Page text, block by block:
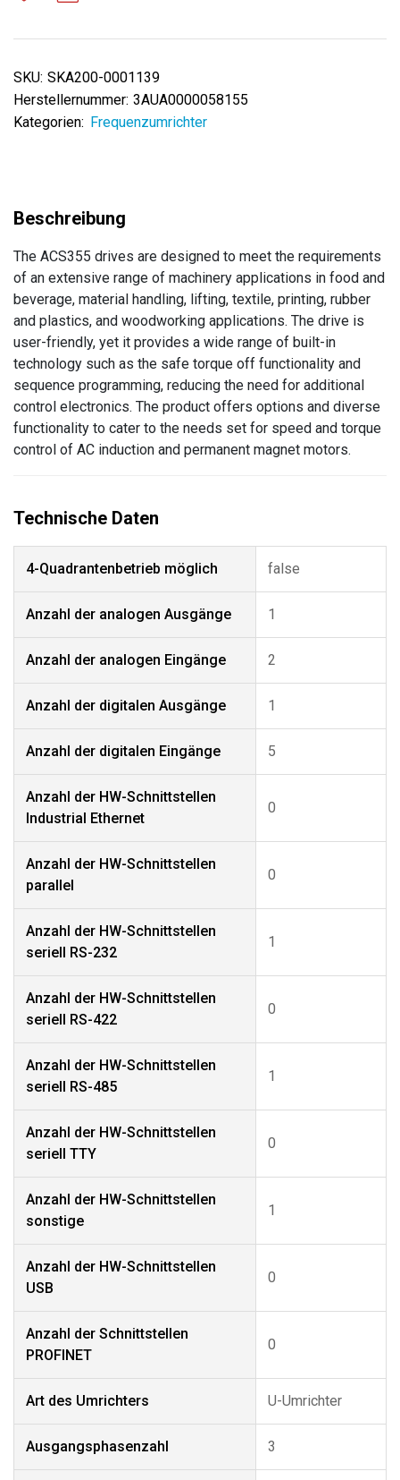
SKU: SKA200-0001139
Herstellernummer: 3AUA0000058155
Kategorien: Frequenzumrichter
The ACS355 drives are designed to meet the requirements
of an extensive range of machinery applications in food and
beverage, material handling, lifting, textile, printing, rubber
and plastics, and woodworking applications. The drive is
user-friendly, yet it provides a wide range of built-in
technology such as the safe torque off functionality and
sequence programming, reducing the need for additional
control electronics. The product offers options and diverse
functionality to cater to the needs set for speed and torque
control of AC induction and permanent magnet motors.
4-Quadrantenbetrieb möglich false
Anzahl der analogen Ausgänge 1
Anzahl der analogen Eingänge 2
Anzahl der digitalen Ausgänge 1
Anzahl der digitalen Eingänge 5
Anzahl der HW-Schnittstellen
Industrial Ethernet
0
Anzahl der HW-Schnittstellen
parallel
0
Anzahl der HW-Schnittstellen
seriell RS-232
1
Anzahl der HW-Schnittstellen
seriell RS-422
0
Anzahl der HW-Schnittstellen
seriell RS-485
1
Anzahl der HW-Schnittstellen
seriell TTY
0
Anzahl der HW-Schnittstellen
sonstige
1
Anzahl der HW-Schnittstellen
USB
0
Anzahl der Schnittstellen
PROFINET
0
Art des Umrichters U-Umrichter
Ausgangsphasenzahl 3